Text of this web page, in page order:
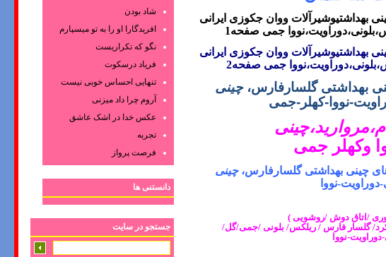
بهداشتیوشیرآلات ووان جکوزی ایرانی
جمی صفحه1
بهداشتیوشیرآلات ووان جکوزی ایرانی
جمی صفحه2
بهداشتی گلسارفارس، چینی
نووا-کهلر-جمی
،مروارید،چینی
وکهلر جمی
چینی بهداشتی گلسارفارس، چینی
نووا
/اتاق دوش /روشویی )
گلسار فارس / ریلکس/ بلونی /جمی/گل/
نووا
شاد بودن
افریدگارا او را به تو میسپارم
نگو که تکراریست
فریاد درسکوت
تنهایی احساس خوبی نیست
آروم چرا داد میزنی
عکس‌ خدا در اشک‌ عاشق‌
تجربه
فرصت پرواز
دانستنی ها
جستجو در سایت